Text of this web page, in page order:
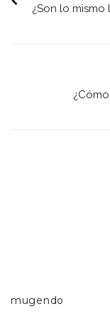
¿Son lo
mugendo